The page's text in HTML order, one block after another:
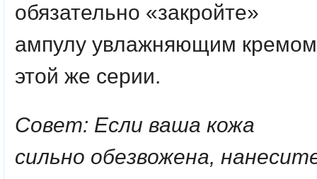
обязательно «закройте»
ампулу увлажняющим кремом
этой же серии.
Совет: Если ваша кожа
сильно обезвожена,